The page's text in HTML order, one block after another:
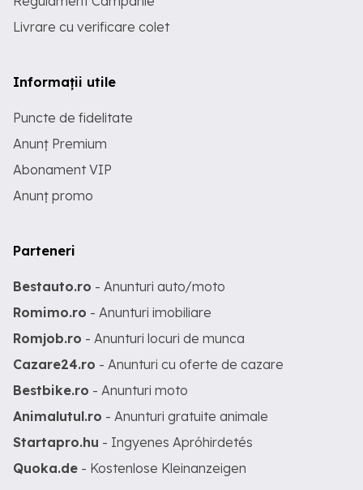
Livrare cu verificare colet
Informații utile
Puncte de fidelitate
Anunț Premium
Abonament VIP
Anunț promo
Parteneri
Bestauto.ro - Anunturi auto/moto
Romimo.ro - Anunturi imobiliare
Romjob.ro - Anunturi locuri de munca
Cazare24.ro - Anunturi cu oferte de cazare
Bestbike.ro - Anunturi moto
Animalutul.ro - Anunturi gratuite animale
Startapro.hu - Ingyenes Apróhirdetés
Quoka.de - Kostenlose Kleinanzeigen